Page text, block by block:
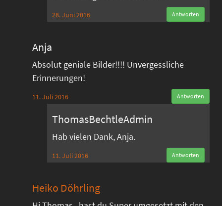
28. Juni 2016 Antworten
Anja
Absolut geniale Bilder!!!! Unvergessliche
Erinnerungen!
11. Juli 2016 Antworten
ThomasBechtleAdmin
Hab vielen Dank, Anja.
11. Juli 2016 Antworten
Heiko Döhrling